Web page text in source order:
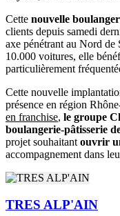
Cette nouvelle
clients depuis samedi
axe pénétrant au Nord de
10.000 voitures, elle
particulièrement
Cette nouvelle
présence en région
en franchise, le groupe
boulangerie-pâtisserie
projet souhaitantouvrir
accompagnement dans
TRES ALP'AIN